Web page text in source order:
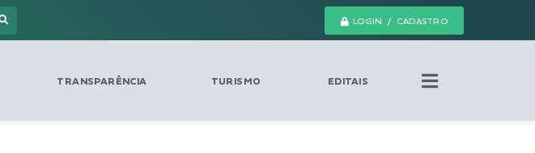
LOGIN / CADASTRO
TRANSPARÊNCIA TURISMO EDITAIS